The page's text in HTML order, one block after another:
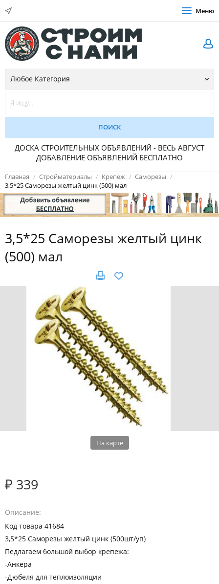
Меню
ДОСКА СТРОИТЕЛЬНЫХ ОБЪЯВЛЕНИЙ - ВЕСЬ АВГУСТ
ДОБАВЛЕНИЕ ОБЪЯВЛЕНИЙ БЕСПЛАТНО
Главная Стройматериалы Крепеж
Саморезы
3,5*25 Саморезы желтый цинк (500) мал
3,5*25 Саморезы желтый цинк
(500) мал
На карте
₽ 339
Описание
Код товара 41684
3,5*25 Саморезы желтый цинк (500шт/уп)
Педлагаем большой выбор крепежа:
-Анкера
-Дюбеля для теплоизоляции